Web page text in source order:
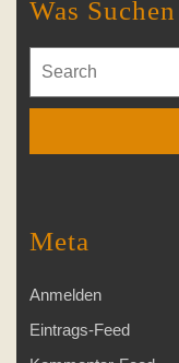
Was
for:
Meta
Anmelden
Eintrags-Feed